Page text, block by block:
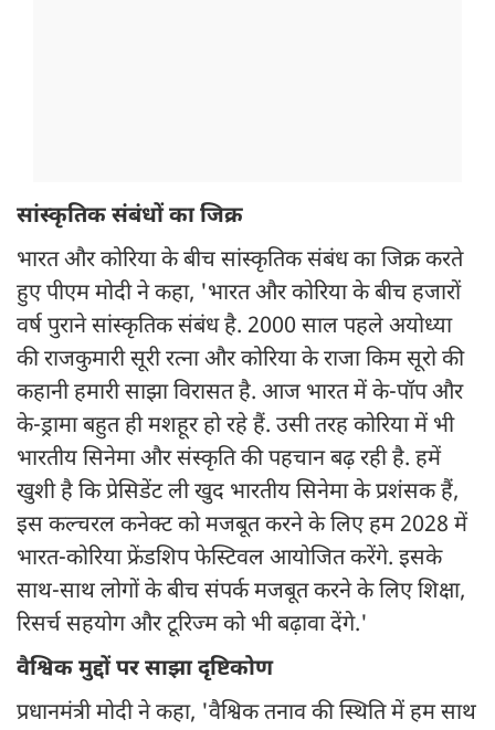
सांस्कृतिक संबंधों का जिक्र
भारत और कोरिया के बीच सांस्कृतिक संबंध का जिक्र करते
हुए पीएम मोदी ने कहा, 'भारत और कोरिया के बीच हजारों
वर्ष पुराने सांस्कृतिक संबंध है. 2000 साल पहले अयोध्या
की राजकुमारी सूरी रत्ना और कोरिया के राजा किम सूरो की
कहानी हमारी साझा विरासत है. आज भारत में के-पॉप और
के-ड्रामा बहुत ही मशहूर हो रहे हैं. उसी तरह कोरिया में भी
भारतीय सिनेमा और संस्कृति की पहचान बढ़ रही है. हमें
खुशी है कि प्रेसिडेंट ली खुद भारतीय सिनेमा के प्रशंसक हैं,
इस कल्चरल कनेक्ट को मजबूत करने के लिए हम 2028 में
भारत-कोरिया फ्रेंडशिप फेस्टिवल आयोजित करेंगे. इसके
साथ-साथ लोगों के बीच संपर्क मजबूत करने के लिए शिक्षा,
रिसर्च सहयोग और टूरिज्म को भी बढ़ावा देंगे.'
वैश्विक मुद्दों पर साझा दृष्टिकोण
प्रधानमंत्री मोदी ने कहा, 'वैश्विक तनाव की स्थिति में हम साथ